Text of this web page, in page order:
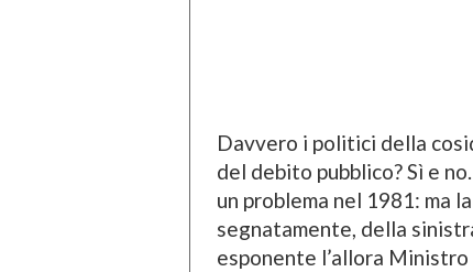
Davvero i politici della
del debito pubblico? Sì e
un problema nel 1981: ma
segnatamente, della
esponente l’allora